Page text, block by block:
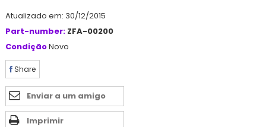
Atualizado em: 30/12/2015
Part-number: ZFA-00200
CondiçãoNovo
Share
Enviar a um amigo
Imprimir